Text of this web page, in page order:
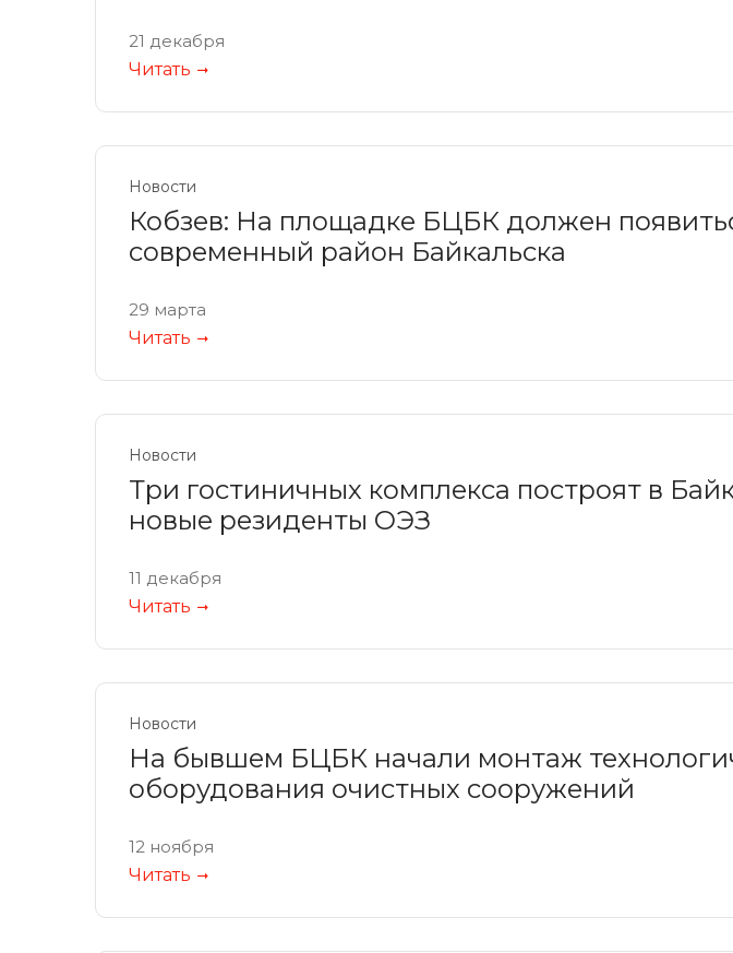
21 декабря
Читать
Новости
Кобзев: На площадке БЦБК должен
современный район Байкальска
29 марта
Читать
Новости
Три гостиничных комплекса построят в
новые резиденты ОЭЗ
11 декабря
Читать
Новости
На бывшем БЦБК начали монтаж
оборудования очистных сооружений
12 ноября
Читать